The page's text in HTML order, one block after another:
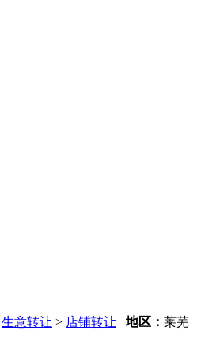
生意转让 > 店铺转让 地区： 莱芜